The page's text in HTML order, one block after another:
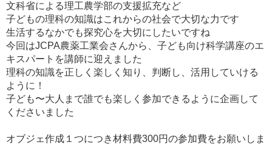
文科省による理工農学部の支援拡充など
子どもの理科の知識はこれからの社会で大切な力です
生活するなかでも探究心を大切にしたいですね
今回はJCPA農薬工業会さんから、子ども向け科学講座のエ
キスパートを講師に迎えました
理科の知識を正しく楽しく知り、判断し、活用していける
ように！
子ども〜大人まで誰でも楽しく参加できるように企画して
くださいました
オブジェ作成１つにつき材料費300円の参加費をお願いしま